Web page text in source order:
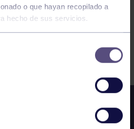
o que hayan recopilado a
hecho de sus servicios.
FILTRAR